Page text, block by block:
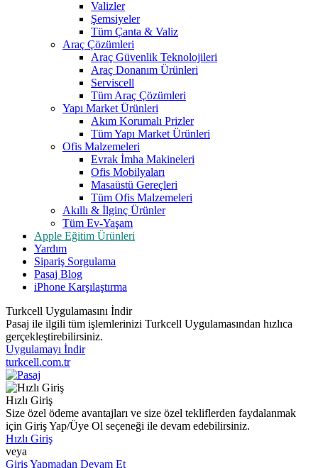
Valizler
Şemsiyeler
Tüm Çanta & Valiz
Araç Çözümleri
Araç Güvenlik Teknolojileri
Araç Donanım Ürünleri
Serviscell
Tüm Araç Çözümleri
Yapı Market Ürünleri
Akım Korumalı Prizler
Tüm Yapı Market Ürünleri
Ofis Malzemeleri
Evrak İmha Makineleri
Ofis Mobilyaları
Masaüstü Gereçleri
Tüm Ofis Malzemeleri
Akıllı & İlginç Ürünler
Tüm Ev-Yaşam
Apple Eğitim Ürünleri
Yardım
Sipariş Sorgulama
Pasaj Blog
iPhone Karşılaştırma
Turkcell Uygulamasını İndir
Pasaj ile ilgili tüm işlemlerinizi Turkcell Uygulamasından hızlıca
gerçekleştirebilirsiniz.
Uygulamayı İndir
turkcell.com.tr
Hızlı Giriş
Size özel ödeme avantajları ve size özel tekliflerden faydalanmak
için Giriş Yap/Üye Ol seçeneği ile devam edebilirsiniz.
Hızlı Giriş
veya
Giriş Yapmadan Devam Et